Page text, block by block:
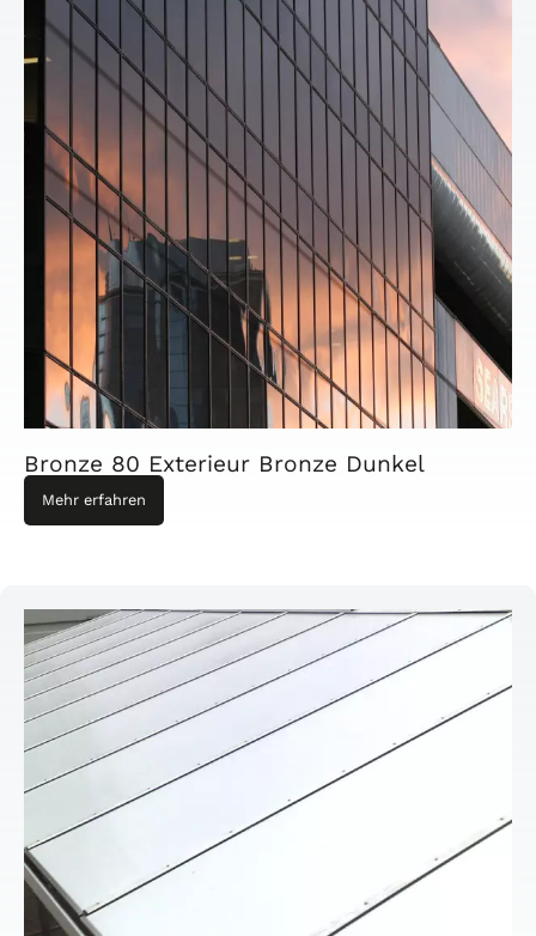
Bronze 80 Exterieur Bronze Dunkel
Mehr erfahren